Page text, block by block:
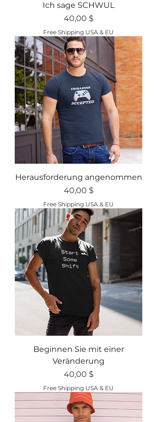
Ich sage SCHWUL
Preis
40,00 $
Free Shipping USA & EU
Herausforderung angenommen
Preis
40,00 $
Free Shipping USA & EU
Beginnen Sie mit einer
Veränderung
Preis
40,00 $
Free Shipping USA & EU